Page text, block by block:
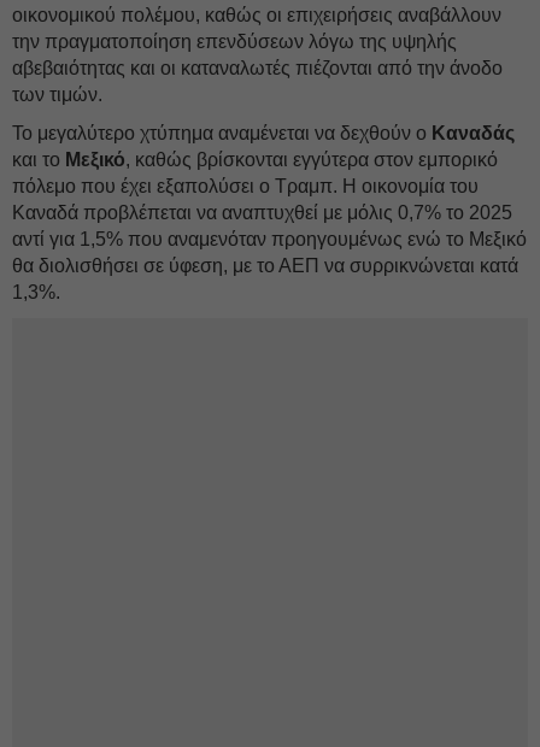
οικονομικού πολέμου, καθώς οι επιχειρήσεις αναβάλλουν
την πραγματοποίηση επενδύσεων λόγω της υψηλής
αβεβαιότητας και οι καταναλωτές πιέζονται από την άνοδο
των τιμών.
Το μεγαλύτερο χτύπημα αναμένεται να δεχθούν ο Καναδάς
και το Μεξικό, καθώς βρίσκονται εγγύτερα στον εμπορικό
πόλεμο που έχει εξαπολύσει ο Τραμπ. Η οικονομία του
Καναδά προβλέπεται να αναπτυχθεί με μόλις 0,7% το 2025
αντί για 1,5% που αναμενόταν προηγουμένως ενώ το Μεξικό
θα διολισθήσει σε ύφεση, με το ΑΕΠ να συρρικνώνεται κατά
1,3%.